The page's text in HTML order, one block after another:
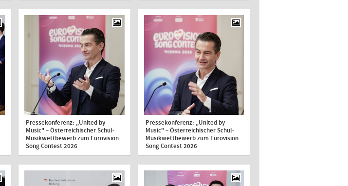
Pressekonferenz: „United by
Music" – Österreichischer Schul-
Musikwettbewerb zum Eurovision
Song Contest 2026
Pressekonferenz: „United by
Music" – Österreichischer Schul-
Musikwettbewerb zum Eurovision
Song Contest 2026